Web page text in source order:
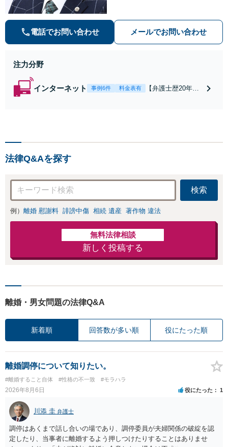
解決に向けて粘り強く活動します。
電話でお問い合わせ メールでお問い合わせ
注力分野
インターネット 事例6件 料金表有
【弁護士歴20年
です。
法律Q&Aを探す
検索
例） 離婚 慰謝料 誹謗中傷 相続 遺産 著作物 違法
無料法律相談
新しく投稿する
離婚・男女問題の法律Q&A
新着順 回答数が多い順 役にたった順
離婚調停について知りたい。
#離婚すること自体 #性格の不一致 #モラハラ
2026年8月6日 役にたった 1
川添 圭 弁護士
調停はあくまで話し合いの場であり、調停委員が夫婦関係の破綻を認
定したり、当事者に離婚するよう押しつけたりすることはありませ